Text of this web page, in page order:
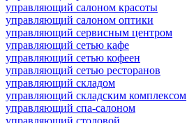
управляющий салоном красоты
управляющий салоном оптики
управляющий сервисным центром
управляющий сетью кафе
управляющий сетью кофеен
управляющий сетью ресторанов
управляющий складом
управляющий складским комплексом
управляющий спа-салоном
управляющий столовой